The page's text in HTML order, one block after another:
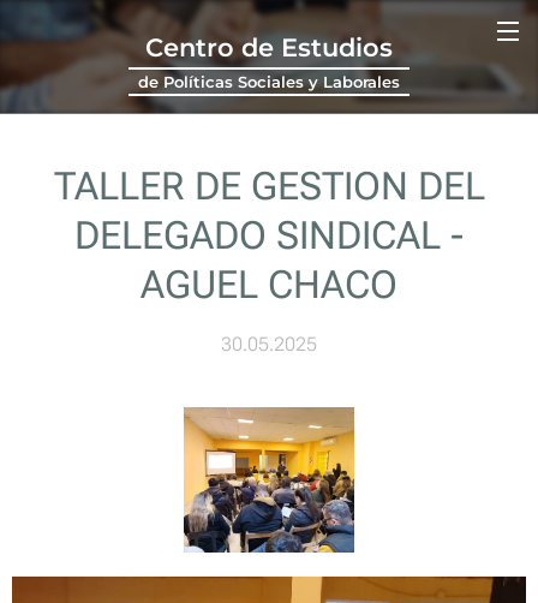
Centro de Estudios
de Políticas Sociales y Laborales
TALLER DE GESTION DEL
DELEGADO SINDICAL -
AGUEL CHACO
30.05.2025